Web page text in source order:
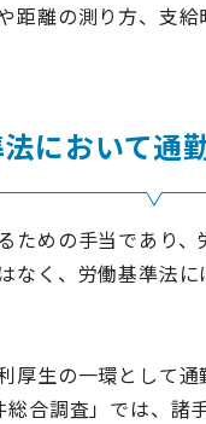
離の測り方、支給
において通
めの手当であり、
なく、労働基準法
生の一環として通
合調査」では、